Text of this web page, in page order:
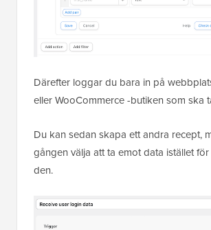
Därefter loggar du bara in på
eller WooCommerce -butiken som ska
Du kan sedan skapa ett andra recept,
gången välja att ta emot data istället
den.